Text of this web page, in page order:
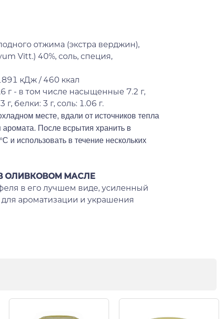
отжима (экстра верджин),
Vitt.) 40%, соль, специя,
кДж / 460 ккал
г - в том числе насыщенные 7.2 г,
белки: 3 г, соль: 1.06 г.
месте, вдали от источников тепла
После всрытия хранить в
и использовать в течение нескольких
ОЛИВКОВОМ МАСЛЕ
в его лучшем виде, усиленный
ароматизации и украшения